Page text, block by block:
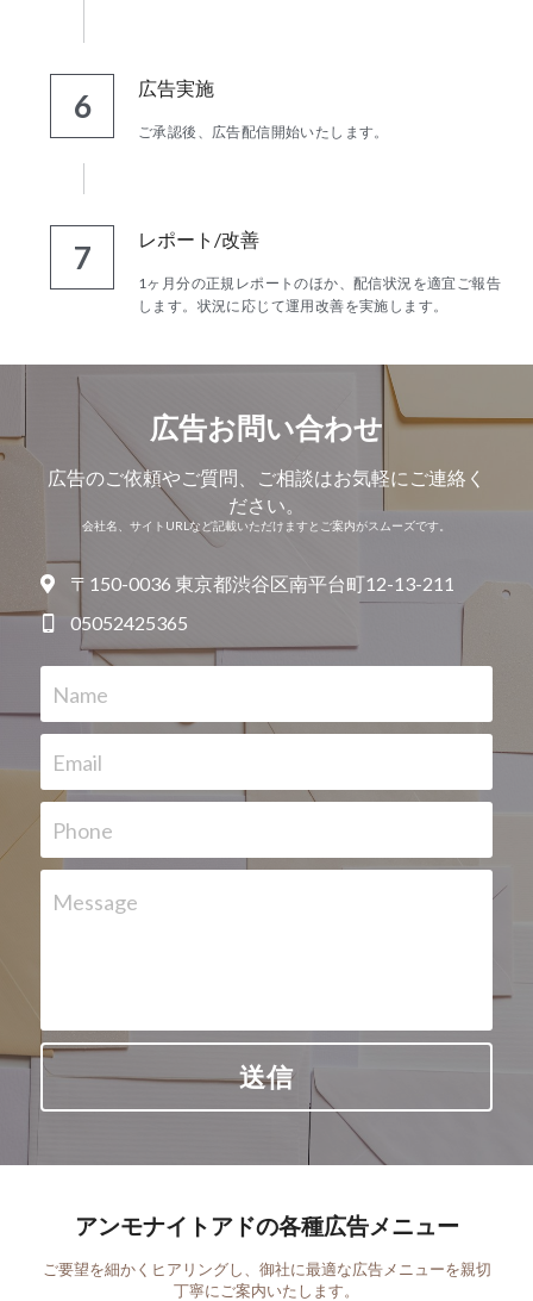
6 広告実施
ご承認後、広告配信開始いたします。
7 レポート/改善
1ヶ月分の正規レポートのほか、配信状況を適宜ご報告
します。状況に応じて運用改善を実施します。
広告お問い合わせ
広告のご依頼やご質問、ご相談はお気軽にご連絡く
ださい。
会社名、サイトURLなど記載いただけますとご案内がスムーズです。
〒150-0036 東京都渋谷区南平台町12-13-211
05052425365
Name
Email
Phone
Message
送信
アンモナイトアドの各種広告メニュー
ご要望を細かくヒアリングし、御社に最適な広告メニューを親切
丁寧にご案内いたします。